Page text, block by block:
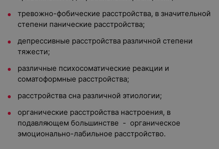
тревожно-фобические расстройства, в значительной
степени панические расстройства;
депрессивные расстройства различной степени
тяжести;
различные психосоматические реакции и
соматоформные расстройства;
расстройства сна различной этиологии;
органические расстройства настроения, в
подавляющем большинстве - органическое
эмоционально-лабильное расстройство.